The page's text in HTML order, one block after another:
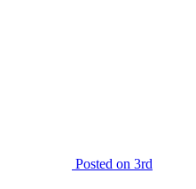
Posted on 3rd